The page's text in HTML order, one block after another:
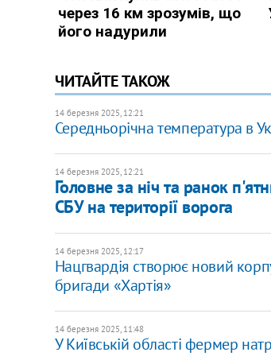
ЧИТАЙТЕ ТАКОЖ
14 березня 2025, 12:21
Середньорічна температура в
14 березня 2025, 12:21
Головне за ніч та ранок
СБУ на території ворога
14 березня 2025, 12:17
Нацгвардія створює новий
бригади «Хартія»
14 березня 2025, 11:48
У Київській області фермер